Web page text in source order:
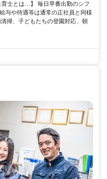
士とは…】 毎日早番出勤のシフ
与や待遇等は通常の正社員と同様
掃、子どもたちの登園対応、朝